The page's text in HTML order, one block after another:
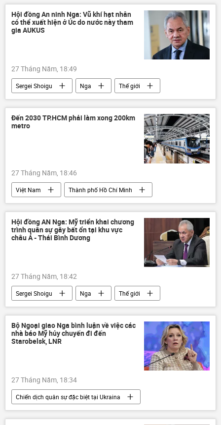
Myanmar
Hội đồng An ninh Nga: Vũ khí hạt nhân
có thể xuất hiện ở Úc do nước này tham
gia AUKUS
27 Tháng Năm, 18:49
Sergei Shoigu Nga
Thế giới
AUKUS
Thái Bình Dương
Á-Thái Bình Dương
Châu Á
Nhật Bản
Đến 2030 TP.HCM phải làm xong 200km
metro
27 Tháng Năm, 18:46
Việt Nam
Thành phố Hồ Chí Minh
thông tin
Bộ Chính Trị VN metro
Hội đồng AN Nga: Mỹ triển khai chương
trình quân sự gây bất ổn tại khu vực
châu Á - Thái Bình Dương
27 Tháng Năm, 18:42
Sergei Shoigu Nga
Thế giới
Thái Bình Dương
Châu Á
Đông Nam Á
tên lửa
Hội đồng An ninh Nga
ASEAN
Bộ Ngoại giao Nga bình luận về việc các
nhà báo Mỹ hủy chuyến đi đến
Starobelsk, LNR
27 Tháng Năm, 18:34
Chiến dịch quân sự đặc biệt tại Ukraina
Maria Zakharova
Nga